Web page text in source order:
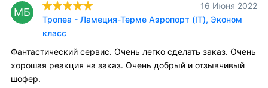
МБ
16 Июня 2022
Тропеа - Ламеция-Терме Аэропорт (IT), Эконом
класс
Фантастический сервис. Очень легко сделать заказ. Очень
хорошая реакция на заказ. Очень добрый и отзывчивый
шофер.